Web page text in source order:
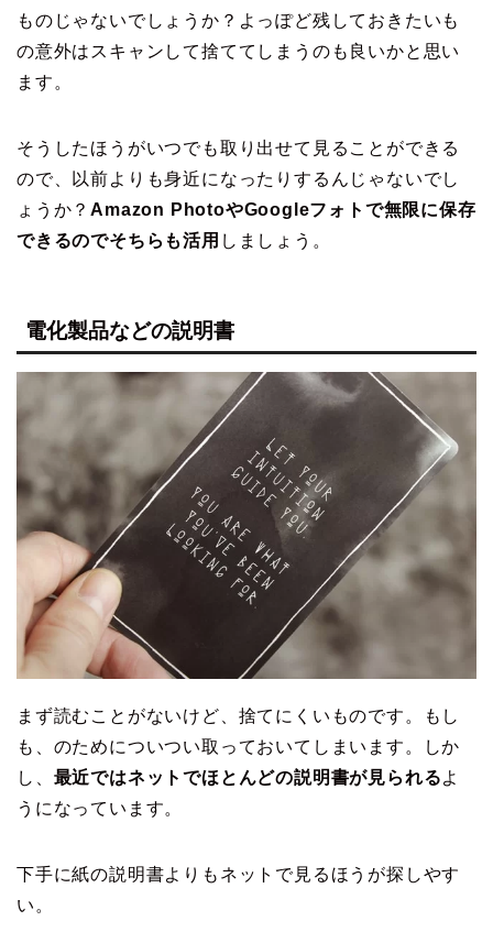
ものじゃないでしょうか？よっぽど残しておきたいも
の意外はスキャンして捨ててしまうのも良いかと思い
ます。
そうしたほうがいつでも取り出せて見ることができる
ので、以前よりも身近になったりするんじゃないでし
ょうか？Amazon PhotoやGoogleフォトで無限に保存
できるのでそちらも活用 しましょう。
電化製品などの説明書
まず読むことがないけど、捨てにくいものです。もし
も、のためについつい取っておいてしまいます。しか
し、 最近ではネットでほとんどの説明書が見られるよ
うになっています。
下手に紙の説明書よりもネットで見るほうが探しやす
い。